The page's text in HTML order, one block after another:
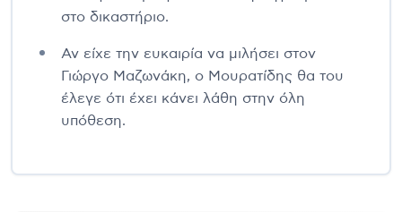
στο δικαστήριο.
Αν είχε την ευκαιρία να μιλήσει στον
Γιώργο Μαζωνάκη, ο Μουρατίδης θα του
έλεγε ότι έχει κάνει λάθη στην όλη
υπόθεση.